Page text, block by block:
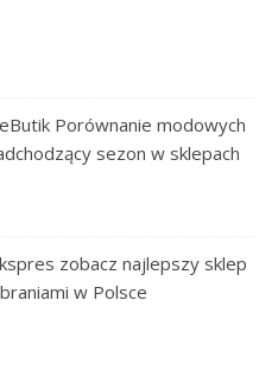
Porównanie modowych
sezon w sklepach
zobacz najlepszy sklep
w Polsce